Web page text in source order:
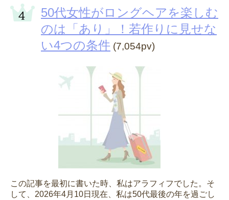
50代女性がロングヘアを楽しむ
のは「あり」！若作りに見せな
い4つの条件 (7,054pv)
この記事を最初に書いた時、私はアラフィフでした。そ
して、2026年4月10日現在、私は50代最後の年を過ごし